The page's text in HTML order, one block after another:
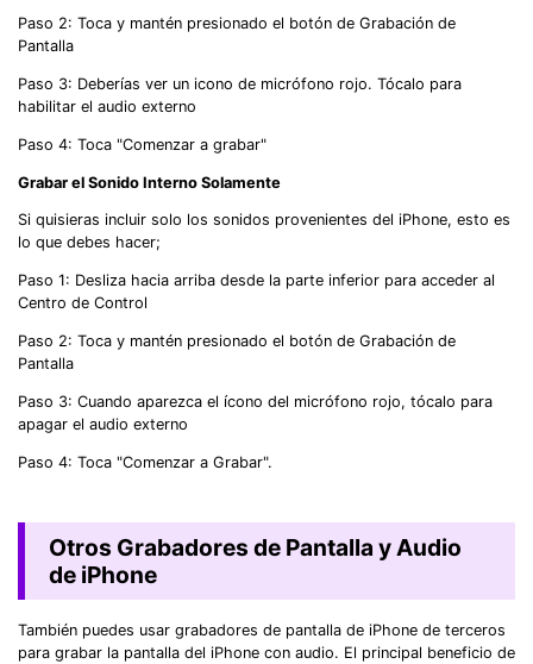
Paso 2: Toca y mantén presionado el botón de Grabación de
Pantalla
Paso 3: Deberías ver un icono de micrófono rojo. Tócalo para
habilitar el audio externo
Paso 4: Toca "Comenzar a grabar"
Grabar el Sonido Interno Solamente
Si quisieras incluir solo los sonidos provenientes del iPhone, esto es
lo que debes hacer;
Paso 1: Desliza hacia arriba desde la parte inferior para acceder al
Centro de Control
Paso 2: Toca y mantén presionado el botón de Grabación de
Pantalla
Paso 3: Cuando aparezca el ícono del micrófono rojo, tócalo para
apagar el audio externo
Paso 4: Toca "Comenzar a Grabar".
Otros Grabadores de Pantalla y Audio
de iPhone
También puedes usar grabadores de pantalla de iPhone de terceros
para grabar la pantalla del iPhone con audio. El principal beneficio de